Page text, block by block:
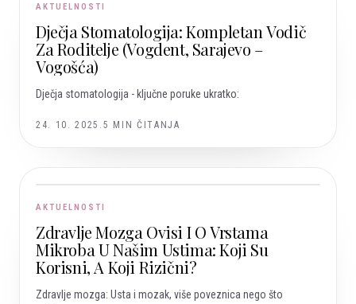
AKTUELNOSTI
Dječja Stomatologija: Kompletan Vodič
Za Roditelje (Vogdent, Sarajevo –
Vogošća)
Dječja stomatologija - ključne poruke ukratko:
24. 10. 2025. 5 MIN ČITANJA
AKTUELNOSTI
Zdravlje Mozga Ovisi I O Vrstama
Mikroba U Našim Ustima: Koji Su
Korisni, A Koji Rizični?
Zdravlje mozga: Usta i mozak, više poveznica nego što